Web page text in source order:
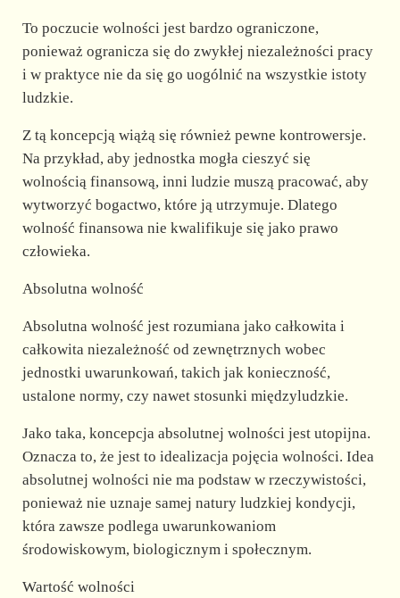
To poczucie wolności jest bardzo ograniczone,
ponieważ ogranicza się do zwykłej niezależności pracy
i w praktyce nie da się go uogólnić na wszystkie istoty
ludzkie.
Z tą koncepcją wiążą się również pewne kontrowersje.
Na przykład, aby jednostka mogła cieszyć się
wolnością finansową, inni ludzie muszą pracować, aby
wytworzyć bogactwo, które ją utrzymuje. Dlatego
wolność finansowa nie kwalifikuje się jako prawo
człowieka.
Absolutna wolność
Absolutna wolność jest rozumiana jako całkowita i
całkowita niezależność od zewnętrznych wobec
jednostki uwarunkowań, takich jak konieczność,
ustalone normy, czy nawet stosunki międzyludzkie.
Jako taka, koncepcja absolutnej wolności jest utopijna.
Oznacza to, że jest to idealizacja pojęcia wolności. Idea
absolutnej wolności nie ma podstaw w rzeczywistości,
ponieważ nie uznaje samej natury ludzkiej kondycji,
która zawsze podlega uwarunkowaniom
środowiskowym, biologicznym i społecznym.
Wartość wolności